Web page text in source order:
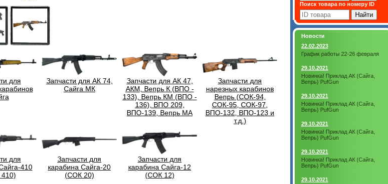
для
Запчасти для АК 74,
Сайга МК
Запчасти для АК 47,
АКМ, Вепрь К (ВПО -
133), Вепрь КМ (ВПО -
136), ВПО 209,
ВПО-139, Вепрь МА
Запчасти для
нарезных карабинов
Вепрь (СОК-94,
СОК-95, СОК-97,
ВПО-132, ВПО-123 и
т.д.)
для
410
Запчасти для
карабина Сайга-20
(СОК 20)
Запчасти для
карабина Сайга-12
(СОК 12)
Поиск товара по номеру ID
Новости
22.02.2023
График работы 22-26 февраля
29.10.2021
Новинка! Приклад АК (Сайга,
Вепрь) PufGun
29.10.2021
Новинка! Приклад АК (Сайга,
Вепрь) PufGun
29.10.2021
Новинка! Приклад АК (Сайга,
Вепрь) PufGun
29.10.2021
Новинка! Приклад АК (Сайга,
Вепрь) PufGun
29.10.2021